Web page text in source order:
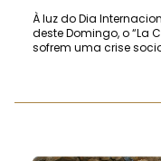
À luz do Dia
deste Domingo, o “La
sofrem uma crise